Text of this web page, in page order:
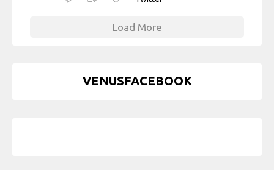
Load More
VENUSFACEBOOK